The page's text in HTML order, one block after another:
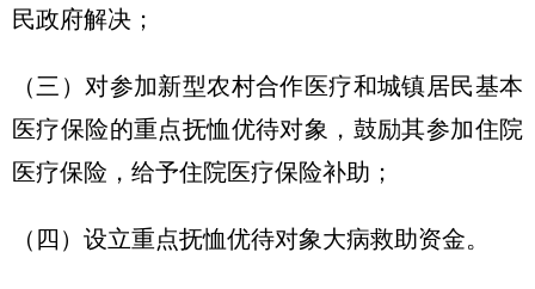
民政府解决；
（三）对参加新型农村合作医疗和城镇居民基本
医疗保险的重点抚恤优待对象，鼓励其参加住院
医疗保险，给予住院医疗保险补助；
（四）设立重点抚恤优待对象大病救助资金。